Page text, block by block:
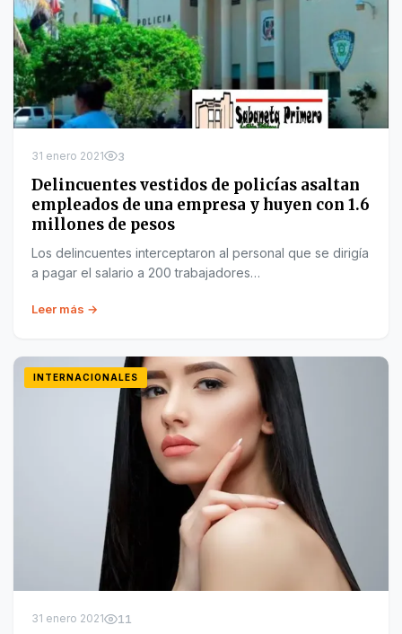
31 enero 2021 3
Delincuentes vestidos de policías asaltan
empleados de una empresa y huyen con 1.6
millones de pesos
Los delincuentes interceptaron al personal que se dirigía
a pagar el salario a 200 trabajadores…
Leer más →
INTERNACIONALES
31 enero 2021 11